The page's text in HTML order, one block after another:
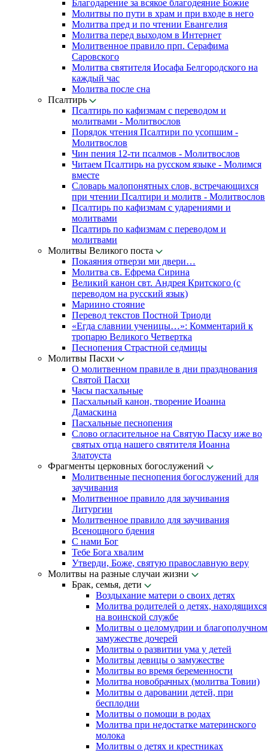
Благодарение за всякое благодеяние Божие
Молитвы по пути в храм и при входе в него
Молитва пред и по чтении Евангелия
Молитва перед выходом в Интернет
Молитвенное правило прп. Серафима
Саровского
Молитва святителя Иосафа Белгородского на
каждый час
Молитва после сна
Псалтирь
Псалтирь по кафизмам с переводом и
молитвами - Молитвослов
Порядок чтения Псалтири по усопшим -
Молитвослов
Чин пения 12-ти псалмов - Молитвослов
Читаем Псалтирь на русском языке - Молимся
вместе
Словарь малопонятных слов, встречающихся
при чтении Псалтири и молитв - Молитвослов
Псалтирь по кафизмам с ударениями и
молитвами
Псалтирь по кафизмам с переводом и
молитвами
Молитвы Великого поста
Покаяния отверзи ми двери…
Молитва св. Ефрема Сирина
Великий канон свт. Андрея Критского (с
переводом на русский язык)
Мариино стояние
Перевод текстов Постной Триоди
«Егда славнии ученицы…»: Комментарий к
тропарю Великого Четвертка
Песнопения Страстной седмицы
Молитвы Пасхи
О молитвенном правиле в дни празднования
Святой Пасхи
Часы пасхальные
Пасхальный канон, творение Иоанна
Дамаскина
Пасхальные песнопения
Слово огласительное на Святую Пасху иже во
святых отца нашего святителя Иоанна
Златоуста
Фрагменты церковных богослужений
Молитвенные песнопения богослужений для
заучивания
Молитвенное правило для заучивания
Литургии
Молитвенное правило для заучивания
Всенощного бдения
С нами Бог
Тебе Бога хвалим
Утверди, Боже, святую православную веру
Молитвы на разные случаи жизни
Брак, семья, дети
Воздыхание матери о своих детях
Молитва родителей о детях, находящихся
на воинской службе
Молитвы о целомудрии и благополучном
замужестве дочерей
Молитвы о развитии ума у детей
Молитвы девицы о замужестве
Молитвы во время беременности
Молитва новобрачных (молитва Товии)
Молитвы о даровании детей, при
бесплодии
Молитвы о помощи в родах
Молитва при недостатке материнского
молока
Молитвы о детях и крестниках